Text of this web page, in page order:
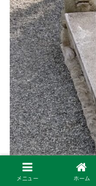
メニュー ホーム